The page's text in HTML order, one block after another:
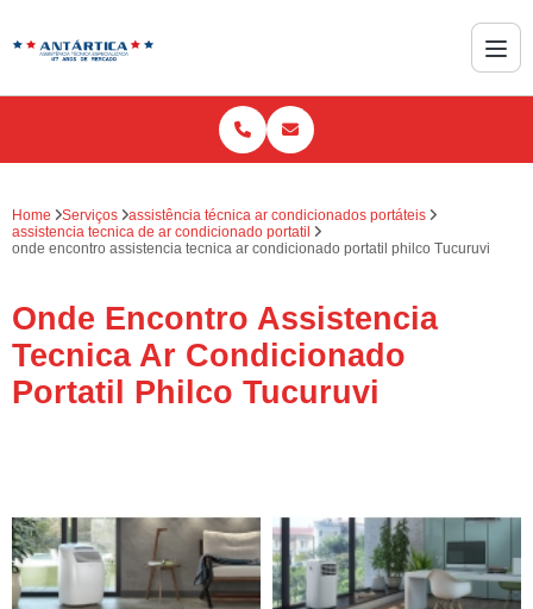
Home Serviços
assistência técnica ar condicionados portáteis
assistencia tecnica de ar condicionado portatil
onde encontro assistencia tecnica ar condicionado portatil philco Tucuruvi
Onde Encontro Assistencia
Tecnica Ar Condicionado
Portatil Philco Tucuruvi